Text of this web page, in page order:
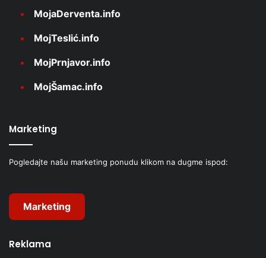
MojaDerventa.info
MojTeslić.info
MojPrnjavor.info
MojŠamac.info
Marketing
Pogledajte našu marketing ponudu klikom na dugme ispod:
Marketing
Reklama